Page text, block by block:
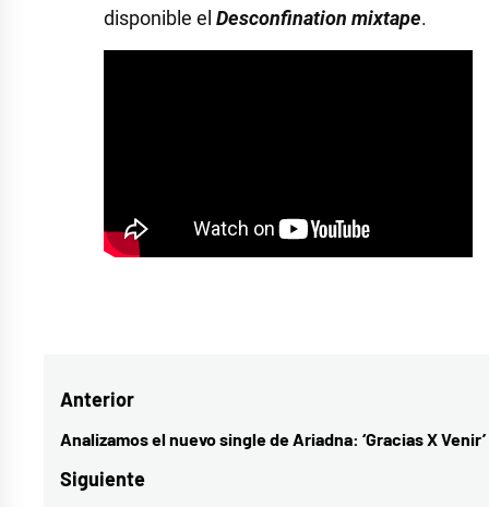
disponible el Desconfination mixtape.
música
española,
Navegación
de
entradas
Anterior
Entrada
anterior:
Analizamos el nuevo single de Ariadna: ‘Gracias X Venir’
Siguiente